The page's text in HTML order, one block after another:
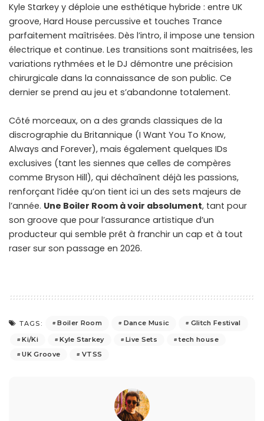
Kyle Starkey y déploie une esthétique hybride : entre UK
groove, Hard House percussive et touches Trance
parfaitement maîtrisées. Dès l’intro, il impose une tension
électrique et continue. Les transitions sont maitrisées, les
variations rythmées et le DJ démontre une précision
chirurgicale dans la connaissance de son public. Ce
dernier se prend au jeu et s’abandonne totalement.
Côté morceaux, on a des grands classiques de la
discrographie du Britannique (I Want You To Know,
Always and Forever), mais également quelques IDs
exclusives (tant les siennes que celles de compères
comme Bryson Hill), qui déchaînent déjà les passions,
renforçant l’idée qu’on tient ici un des sets majeurs de
l’année. Une Boiler Room à voir absolument, tant pour
son groove que pour l’assurance artistique d’un
producteur qui semble prêt à franchir un cap et à tout
raser sur son passage en 2026.
TAGS: Boiler Room Dance Music
Glitch Festival
Ki/Ki
Kyle Starkey Live Sets
tech house
UK Groove
VTSS